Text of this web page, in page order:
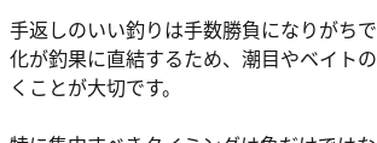
手返しのいい釣りは手数勝負になりがち
化が釣果に直結するため、潮目やベイト
くことが大切です。